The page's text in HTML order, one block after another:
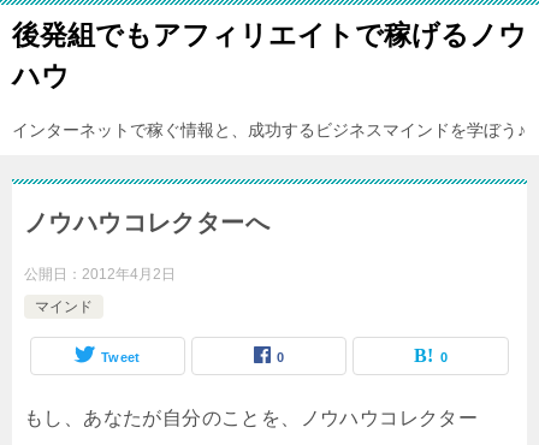
後発組でもアフィリエイトで稼げるノウ
ハウ
インターネットで稼ぐ情報と、成功するビジネスマインドを学ぼう♪
ノウハウコレクターへ
公開日： 2012年4月2日
マインド
Tweet 0 0
もし、あなたが自分のことを、ノウハウコレクター